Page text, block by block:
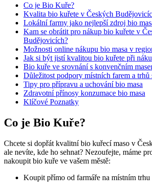
Co je Bio Kuře?
Kvalita⁤ bio kuřete ⁤v Českých
Lokální farmy ⁢jako nejlepší ⁣zdroj ‍bio
Kam se ‌obrátit pro nákup bio kuřete v
Budějovicích?
Možnosti ​online nákupu bio ⁤masa v⁣
Jak ⁣si být ⁤jistí⁤ kvalitou ‌bio kuřete při
Bio kuře ve srovnání ⁢s konvenčním
Důležitost podpory místních⁤ farem a
Tipy pro přípravu ‌a uchování bio masa
Zdravotní přínosy konzumace‍ bio masa
Klíčové Poznatky
Co je Bio Kuře?
Chcete si dopřát kvalitní ⁤bio kuřecí‍ maso v
ale ⁤nevíte, kde ho ‌sehnat? Nezoufejte, máme
nakoupit bio kuře ve vašem městě:
Koupit ‍přímo od farmáře na místním trhu